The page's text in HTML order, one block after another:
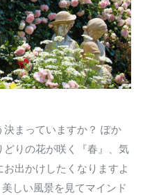
決まっていますか？ ぽか
りの花が咲く『春』、気
出かけしたくなりますよ
しい風景を見てマインド